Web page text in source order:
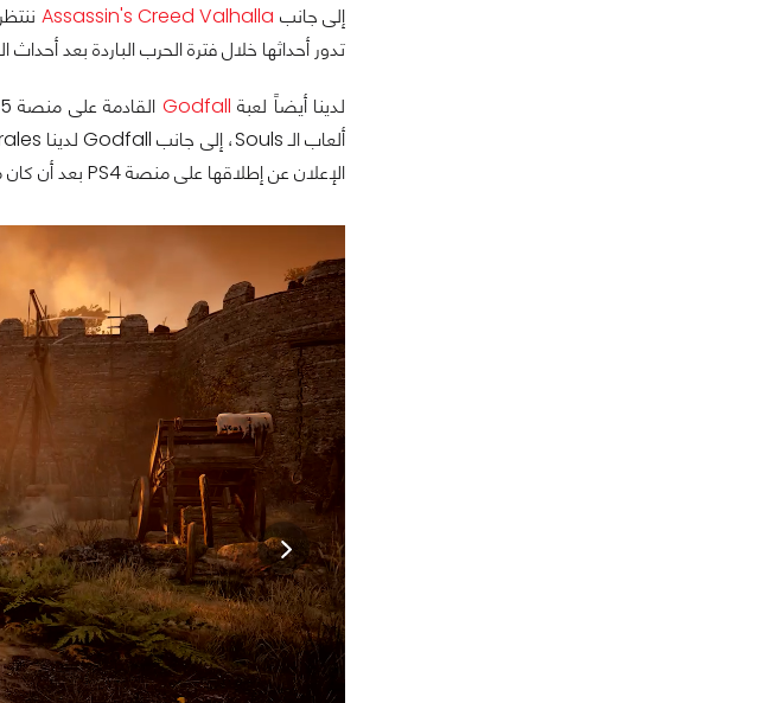
إلى جانب Assassin's Creed Valhalla
تدور أحداثها خلال فترة الحرب الباردة بعد أحداث الجزء الأول من اللعبة بـ 13 عام وقصة اللعبة
لدينا أيضاً لعبة Godfall
الإعلان عن إطلاقها على منصة PS4 بعد أن كان من المتوقع إصدارها على الجيل الجديد فقط.